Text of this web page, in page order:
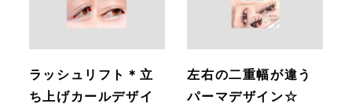
ラッシュリフト＊立
ち上げカールデザイ
左右の二重幅が違う
パーマデザイン☆